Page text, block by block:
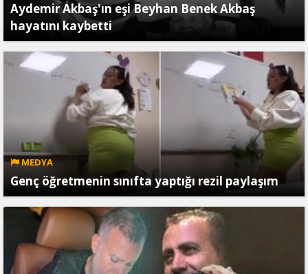
Aydemir Akbaş'ın eşi Beyhan Benek Akbaş
hayatını kaybetti
MEDYA
Genç öğretmenin sınıfta yaptığı rezil paylaşım